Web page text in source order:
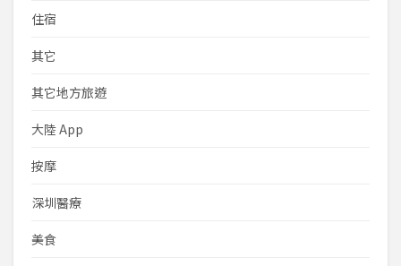
住宿
其它
其它地方旅遊
大陸 App
按摩
深圳醫療
美食